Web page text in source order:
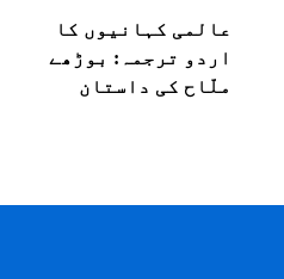
عالمی کہانیوں کا
اردو ترجمہ: بوڑھے
ملّاح کی داستان